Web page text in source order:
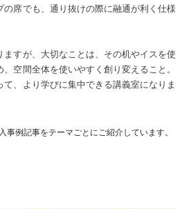
の席でも、通り抜けの際に融通が利く仕様
すが、大切なことは、その机やイスを使
空間全体を使いやすく創り変えること。
、より学びに集中できる講義室になりま
事例記事をテーマごとにご紹介しています。